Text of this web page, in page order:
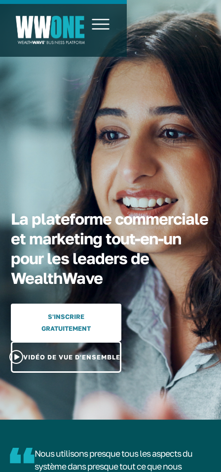
La plateforme commerciale
et marketing tout-en-un
pour les leaders de
WealthWave
S'INSCRIRE
GRATUITEMENT
VIDÉO DE VUE D'ENSEMBLE
Nous utilisons presque tous les aspects du
système dans presque tout ce que nous